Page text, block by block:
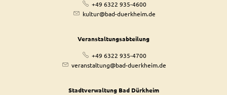
+49 6322 935-4600
kultur@bad-duerkheim.de
Veranstaltungsabteilung
+49 6322 935-4700
veranstaltung@bad-duerkheim.de
Stadtverwaltung Bad Dürkheim